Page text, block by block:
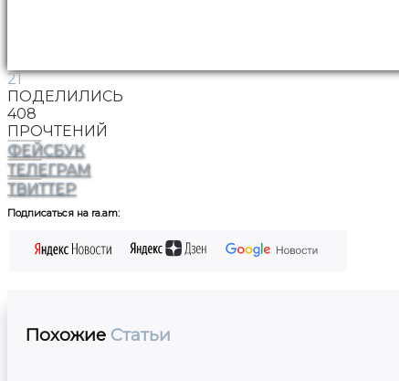
21
ПОДЕЛИЛИСЬ
408
ПРОЧТЕНИЙ
ФЕЙСБУК
ТЕЛЕГРАМ
ТВИТТЕР
Подписаться на ra.am:
Похожие Статьи